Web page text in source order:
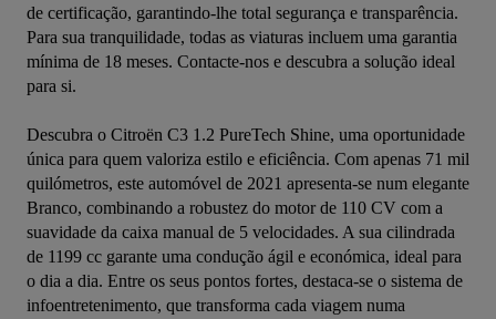
de certificação, garantindo-lhe total segurança e transparência.
Para sua tranquilidade, todas as viaturas incluem uma garantia
mínima de 18 meses. Contacte-nos e descubra a solução ideal
para si.
Descubra o Citroën C3 1.2 PureTech Shine, uma oportunidade
única para quem valoriza estilo e eficiência. Com apenas 71 mil
quilómetros, este automóvel de 2021 apresenta-se num elegante
Branco, combinando a robustez do motor de 110 CV com a
suavidade da caixa manual de 5 velocidades. A sua cilindrada
de 1199 cc garante uma condução ágil e económica, ideal para
o dia a dia. Entre os seus pontos fortes, destaca-se o sistema de
infoentretenimento, que transforma cada viagem numa